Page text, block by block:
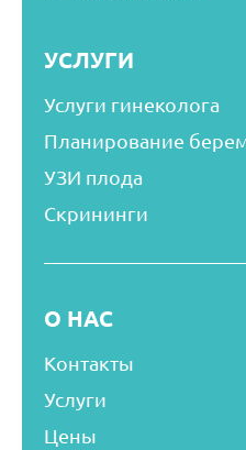
УСЛУГИ
Услуги гинеколога
Планирование
УЗИ плода
Скрининги
О НАС
Контакты
Услуги
Цены